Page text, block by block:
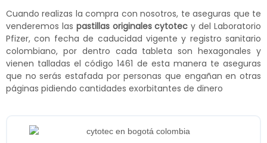
Cuando realizas la compra con nosotros, te aseguras que te
venderemos las pastillas originales cytotec y del Laboratorio
Pfizer, con fecha de caducidad vigente y registro sanitario
colombiano, por dentro cada tableta son hexagonales y
vienen talladas el código 1461 de esta manera te aseguras
que no serás estafada por personas que engañan en otras
páginas pidiendo cantidades exorbitantes de dinero